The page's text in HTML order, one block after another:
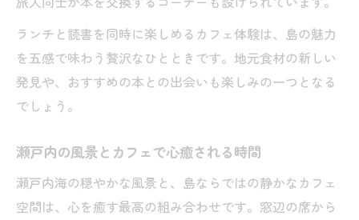
ランチと読書を同時に楽しめるカフェ体験は、島の魅力
を五感で味わう贅沢なひとときです。地元食材の新しい
発見や、おすすめの本との出会いも楽しみの一つとなる
でしょう。
瀬戸内の風景とカフェで心癒される時間
瀬戸内海の穏やかな風景と、島ならではの静かなカフェ
空間は、心を癒す最高の組み合わせです。窓辺の席から